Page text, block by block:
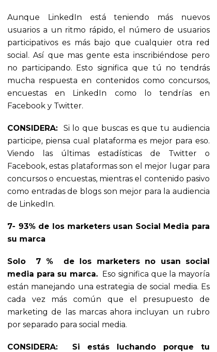
Aunque LinkedIn está teniendo más nuevos
usuarios a un ritmo rápido, el número de usuarios
participativos es más bajo que cualquier otra red
social. Así que mas gente esta inscribiéndose pero
no participando. Esto significa que tú no tendrás
mucha respuesta en contenidos como concursos,
encuestas en LinkedIn como lo tendrías en
Facebook y Twitter.
CONSIDERA: Si lo que buscas es que tu audiencia
participe, piensa cual plataforma es mejor para eso.
Viendo las últimas estadísticas de Twitter o
Facebook, estas plataformas son el mejor lugar para
concursos o encuestas, mientras el contenido pasivo
como entradas de blogs son mejor para la audiencia
de LinkedIn.
7- 93% de los marketers usan Social Media para
su marca
Solo 7 % de los marketers no usan social
media para su marca. Eso significa que la mayoría
están manejando una estrategia de social media. Es
cada vez más común que el presupuesto de
marketing de las marcas ahora incluyan un rubro
por separado para social media.
CONSIDERA: Si estás luchando porque tu